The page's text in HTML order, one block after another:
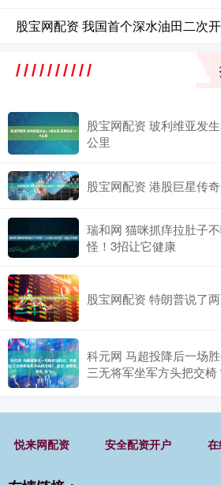
股宝网配资 我国首个深水油田二次
股宝网配资 玻利维亚发
公里
股宝网配资 港股巨星传
瑞和网 猫咪抓痒拉肚子
怪！3招让它健康
股宝网配资 特朗普说了
科元网 马超投降后一场
三无将军坐军方头把交
悦来网配资 安全配资开户